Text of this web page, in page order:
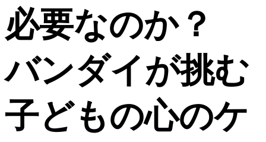
必要なのか？
バンダイが挑む
子どもの心のケ